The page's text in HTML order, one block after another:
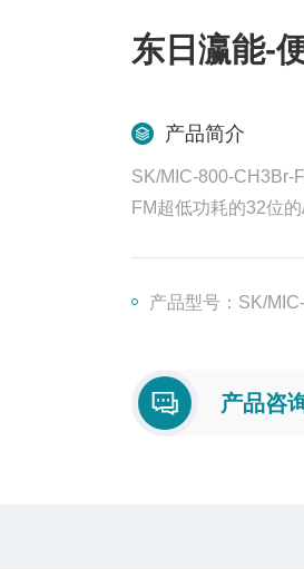
东日瀛能-
产品简介
SK/MIC-800-CH3Br-
FM超低功耗的32位
产品型号：SK/MIC-
产品咨